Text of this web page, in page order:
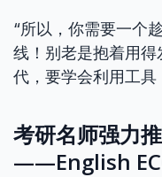
“所以，你需要一个
线！别老是抱着用
代，要学会利用工具
考研名师强力
——English